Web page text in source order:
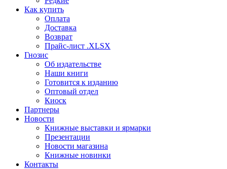
Как купить
Оплата
Доставка
Возврат
Прайс-лист .XLSX
Гнозис
Об издательстве
Наши книги
Готовится к изданию
Оптовый отдел
Киоск
Партнеры
Новости
Книжные выставки и ярмарки
Презентации
Новости магазина
Книжные новинки
Контакты